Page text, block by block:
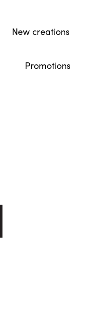
New creations
Promotions